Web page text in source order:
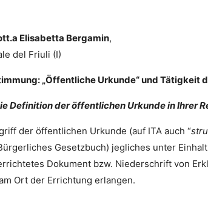
Elisabetta Bergamin,
del Friuli (I)
„Öffentliche Urkunde“ und Tätigkeit
Definition der öffentlichen Urkunde in Ihrer
der öffentlichen Urkunde (auf ITA auch “
Gesetzbuch) jegliches unter
Dokument bzw. Niederschrift von
Ort der Errichtung erlangen.